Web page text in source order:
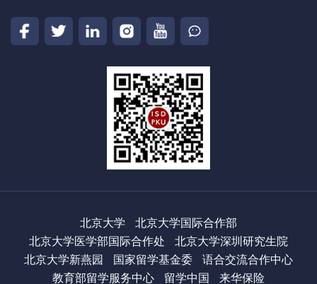
北京大学
北京大学国际合作部
北京大学医学部国际合作处
北京大学深圳研究生院
北京大学新燕园
国家留学基金委
语合交流合作中心
教育部留学服务中心
留学中国 来华保险